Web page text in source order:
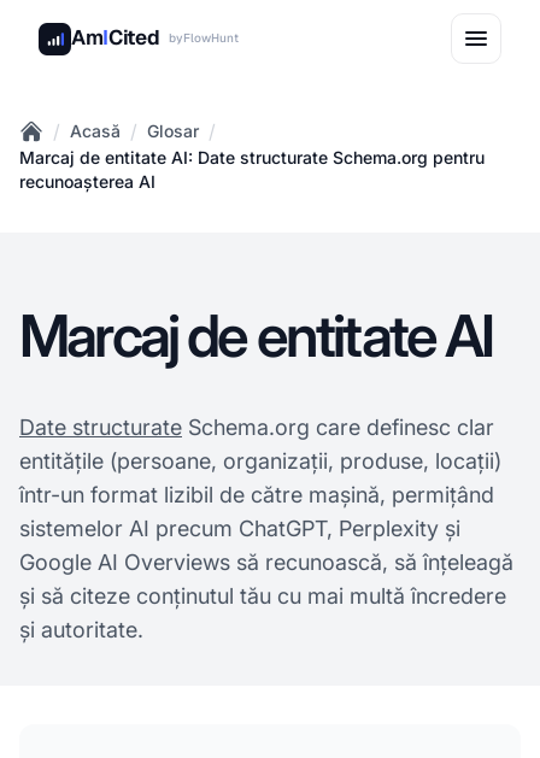
AmICited byFlowHunt
Home
/ Acasă / Glosar /
Marcaj de entitate AI: Date structurate Schema.org pentru
recunoașterea AI
Marcaj de entitate AI
Date structurate Schema.org care definesc clar
entitățile (persoane, organizații, produse, locații)
într-un format lizibil de către mașină, permițând
sistemelor AI precum ChatGPT, Perplexity și
Google AI Overviews să recunoască, să înțeleagă
și să citeze conținutul tău cu mai multă încredere
și autoritate.